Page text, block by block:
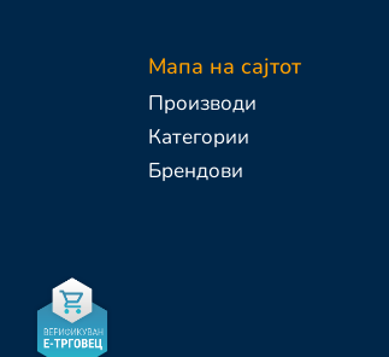
Мапа на сајтот
Производи
Категории
Брендови